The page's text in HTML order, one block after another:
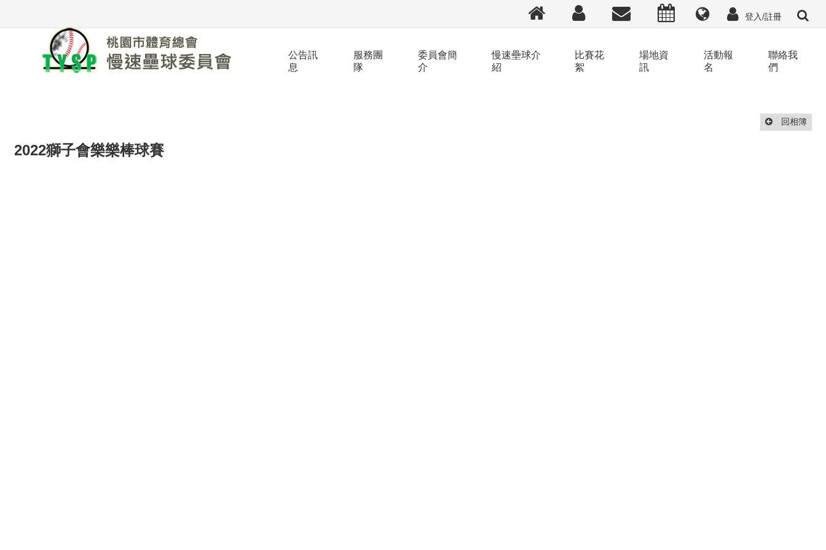
登入/註冊
公告訊
息
服務團
隊
委員會簡
介
慢速壘球介
紹
比賽花
絮
場地資
訊
活動報
名
聯絡我
們
回相簿
2022獅子會樂樂棒球賽